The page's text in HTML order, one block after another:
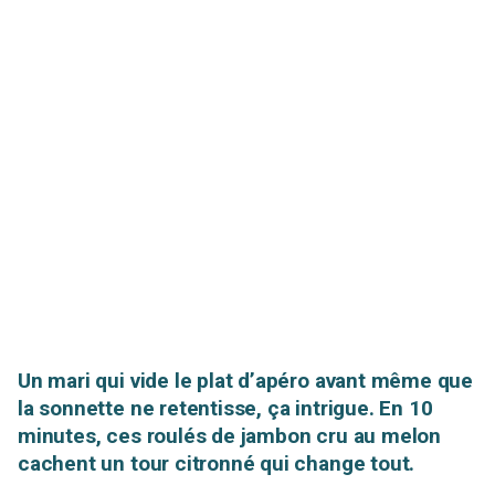
Un mari qui vide le plat d’apéro avant même que
la sonnette ne retentisse, ça intrigue. En 10
minutes, ces roulés de jambon cru au melon
cachent un tour citronné qui change tout.